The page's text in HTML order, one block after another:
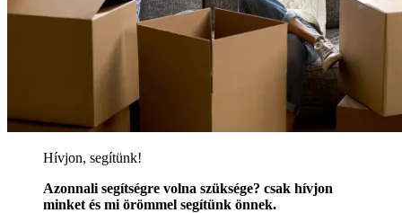
Hívjon, segítünk!
Azonnali segítségre volna szüksége? csak hívjon
minket és mi örömmel segítünk önnek.